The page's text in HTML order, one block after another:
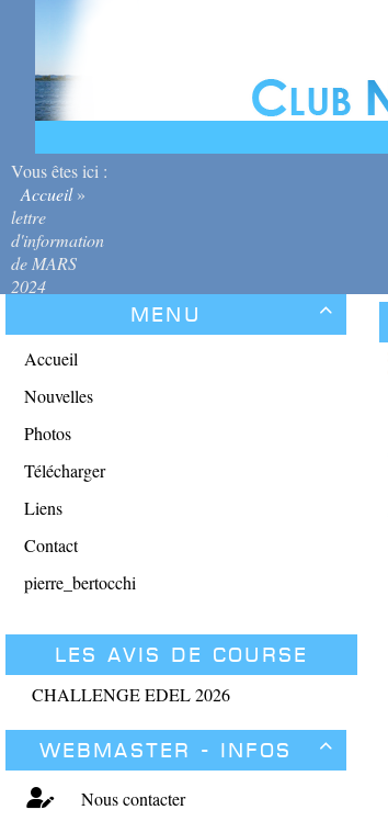
Vous êtes ici :
Accueil»
lettre
d'information
de MARS
2024

Menu
Accueil
Nouvelles
Photos
Télécharger
Liens
Contact
pierre_bertocchi
Les avis de course
CHALLENGE EDEL 2026

Webmaster - Infos
Nous contacter